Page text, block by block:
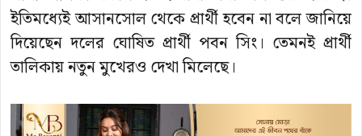
ইতিমধ্যেই আসানসোল থেকে প্রার্থী হবেন না বলে জানিয়ে
দিয়েছেন দলের ঘোষিত প্রার্থী পবন সিং। তেমনই প্রার্থী
তালিকায় নতুন মুখেরও দেখা মিলেছে।